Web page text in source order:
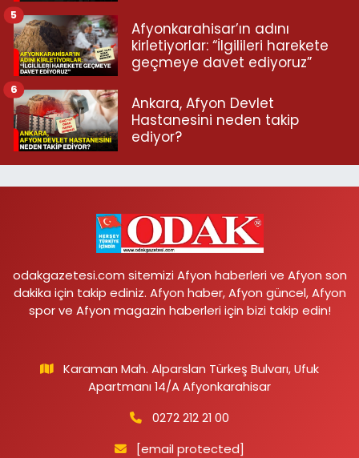
Afyonkarahisar’ın adını
kirletiyorlar: “İlgilileri harekete
geçmeye davet ediyoruz”
5
Ankara, Afyon Devlet
Hastanesini neden takip
ediyor?
6
odakgazetesi.com sitemizi Afyon haberleri ve Afyon son
dakika için takip ediniz. Afyon haber, Afyon güncel, Afyon
spor ve Afyon magazin haberleri için bizi takip edin!
Karaman Mah. Alparslan Türkeş Bulvarı, Ufuk
Apartmanı 14/A Afyonkarahisar
0272 212 21 00
[email protected]